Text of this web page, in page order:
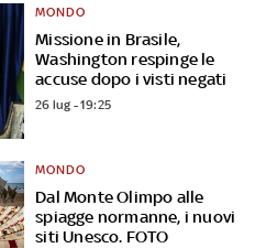
Missione in Brasile,
Washington respinge le
accuse dopo i visti negati
MONDO
26 lug - 19:25
Dal Monte Olimpo alle
spiagge normanne, i nuovi
siti Unesco. FOTO
MONDO